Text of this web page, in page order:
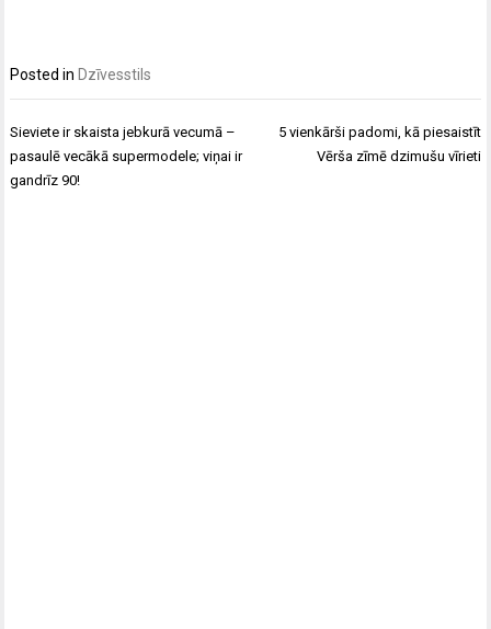
Posted in Dzīvesstils
Post
navigation
Sieviete ir skaista jebkurā vecumā –
pasaulē vecākā supermodele; viņai ir
gandrīz 90!
5 vienkārši padomi, kā piesaistīt
Vērša zīmē dzimušu vīrieti